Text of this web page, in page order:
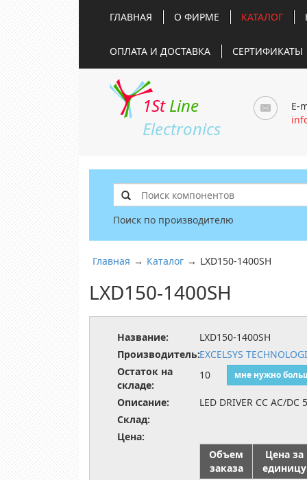
ГЛАВНАЯ О ФИРМЕ КАТАЛОГ
ОПЛАТА И ДОСТАВКА СЕРТИФИКАТЫ
1St Line
Electronics
E-
Поиск по производителю
Главная → Каталог → LXD150-1400SH
LXD150-1400SH
Название:
LXD150-1400SH
Производитель:EXCELSYS
Остаток на
складе:
10 мне нужно
Описание:
LED DRIVER CC AC/DC
Склад:
Цена:
Объем
заказа
Цена за
единицу